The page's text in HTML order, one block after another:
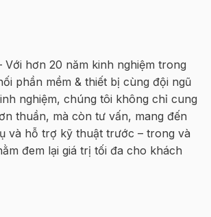
Bê
Cốt
thép
2026
–
Hà
Nội
MT
HØJGAARD
VIETNAM
Với hơn 20 năm kinh nghiệm trong
phần mềm & thiết bị cùng đội ngũ
nghiệm, chúng tôi không chỉ cung
thuần, mà còn tư vấn, mang đến
và hỗ trợ kỹ thuật trước – trong và
đem lại giá trị tối đa cho khách